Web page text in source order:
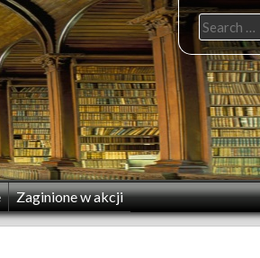
Zaginione w akcji
Search
for: